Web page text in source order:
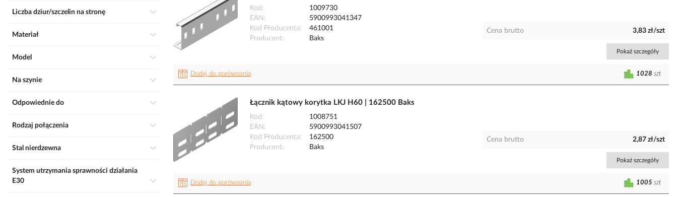
Kod
1009730
EAN
5900993041347
Kod Producenta
461001
Producent
Baks
Cena brutto 3,83 zł/szt
Pokaż szczegóły
Dodaj do porównania 1028 szt
Łącznik kątowy korytka LKJ H60 | 162500 Baks
Kod
1008751
EAN
5900993041507
Kod Producenta
162500
Producent
Baks
Cena brutto 2,87 zł/szt
Pokaż szczegóły
Dodaj do porównania 1005 szt
Liczba dziur/szczelin na stronę
Materiał
Model
Na szynie
Odpowiednie do
Rodzaj połączenia
Stal nierdzewna
System utrzymania sprawności działania
E30